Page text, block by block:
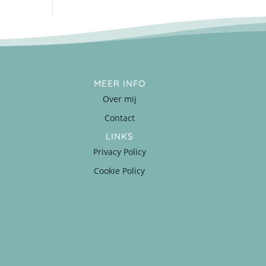
MEER INFO
Over mij
Contact
LINKS
Privacy Policy
Cookie Policy